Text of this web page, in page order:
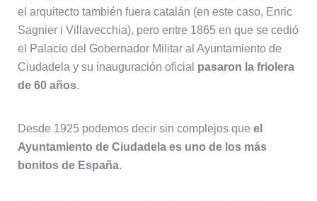
el arquitecto también fuera catalán (en este caso, Enric
Sagnier i Villavecchia), pero entre 1865 en que se cedió
el Palacio del Gobernador Militar al Ayuntamiento de
Ciudadela y su inauguración oficial pasaron la friolera
de 60 años.
Desde 1925 podemos decir sin complejos que el
Ayuntamiento de Ciudadela es uno de los más
bonitos de España.